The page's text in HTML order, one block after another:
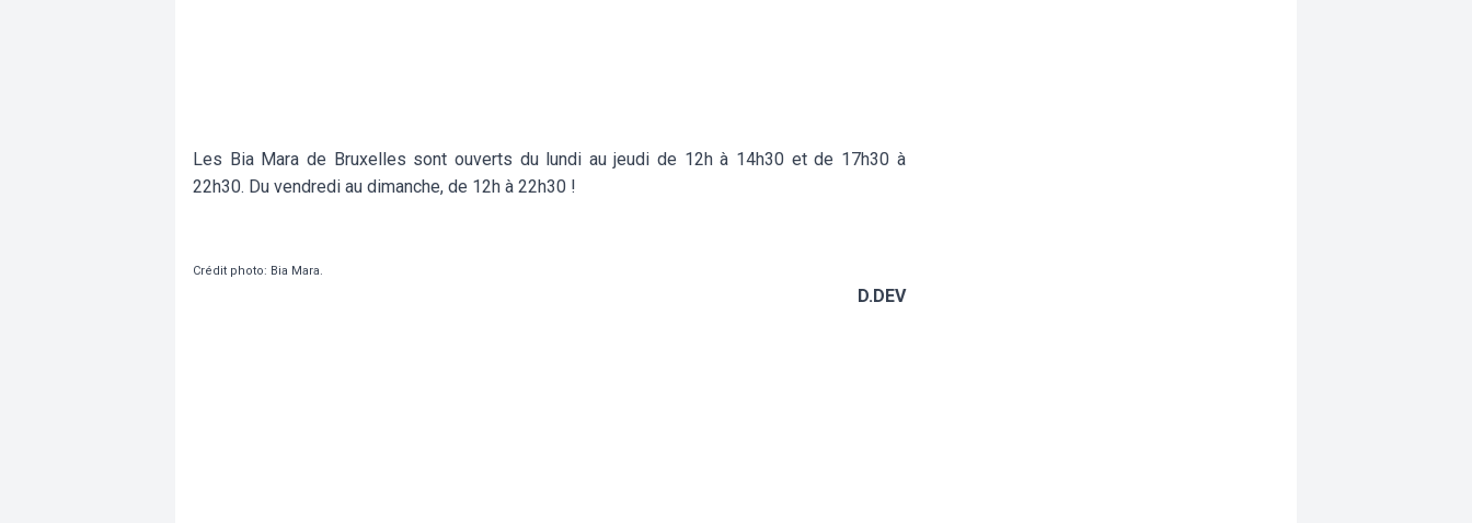
Les Bia Mara de Bruxelles sont ouverts du lundi au jeudi de 12h à 14h30 et de 17h30 à
22h30. Du vendredi au dimanche, de 12h à 22h30 !
Crédit photo: Bia Mara.
D.DEV